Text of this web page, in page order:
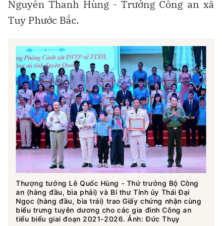
Nguyễn Thanh Hùng - Trưởng Công an xã
Tuy Phước Bắc.